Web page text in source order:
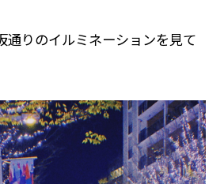
通りのイルミネーションを見て